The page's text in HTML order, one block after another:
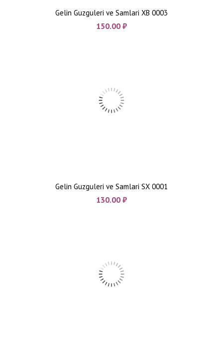
Gelin Guzguleri ve Samlari XB 0003
150.00 ₼
Gelin Guzguleri ve Samlari SX 0001
130.00 ₼